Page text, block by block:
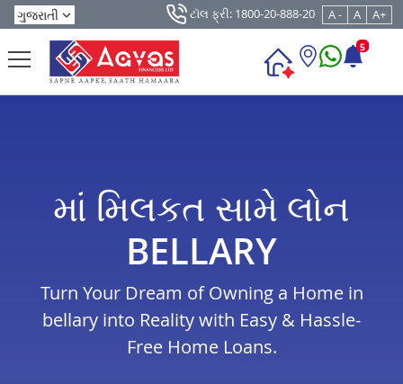
ટૉલ ફ્રી: 1800-20-888-20 A - A A+
5
માં મિલકત સામે લોન
BELLARY
Turn Your Dream of Owning a Home in
bellary into Reality with Easy & Hassle-
Free Home Loans.